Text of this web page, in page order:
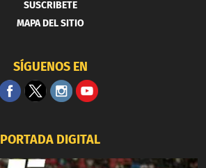
SUSCRIBETE
MAPA DEL SITIO
SÍGUENOS EN
PORTADA DIGITAL